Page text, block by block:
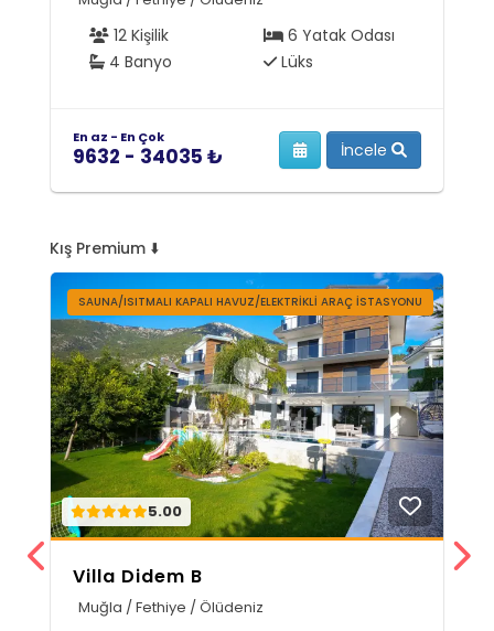
12 Kişilik
6 Yatak Odası
4 Banyo
Lüks
En az - En Çok
9632 - 34035 ₺ İncele
Kış Premium ⬇️
SAUNA/ISITMALI KAPALI HAVUZ/ELEKTRIKLI ARAÇ İSTASYONU
5.00
Villa Didem B
Muğla / Fethiye / Ölüdeniz